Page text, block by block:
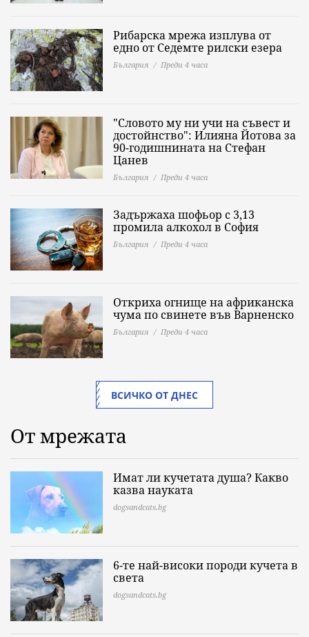
Рибарска мрежа изплува от
едно от Седемте рилски езера
България Преди 4 часа
"Словото му ни учи на съвест и
достойнство": Илияна Йотова за
90-годишнината на Стефан
Цанев
България Преди 4 часа
Задържаха шофьор с 3,13
промила алкохол в София
България Преди 4 часа
Откриха огнище на африканска
чума по свинете във Варненско
България Преди 4 часа
ВСИЧКО ОТ ДНЕС
От мрежата
Имат ли кучетата душа? Какво
казва науката
dogsandcats.bg
6-те най-високи породи кучета в
света
dogsandcats.bg